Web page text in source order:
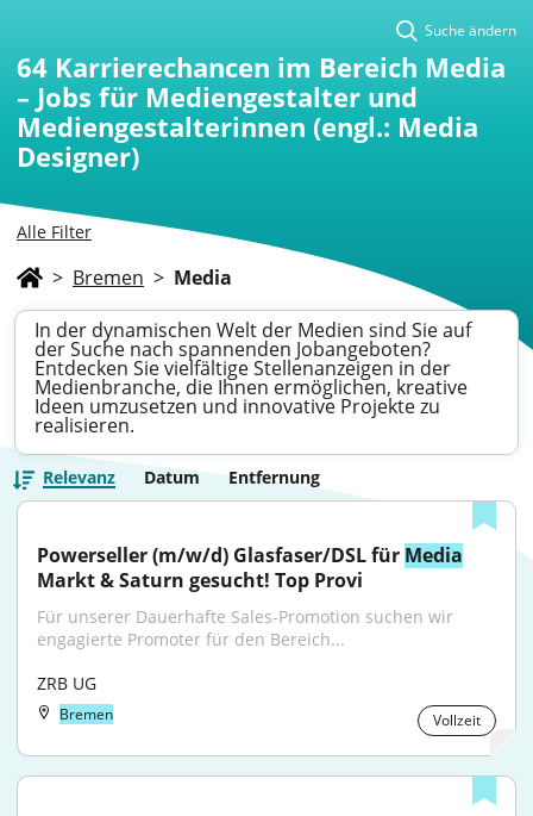
Alle Filter
Suche ändern
64 Karrierechancen im Bereich Media
– Jobs für Mediengestalter und
Mediengestalterinnen (engl.: Media
Designer)
> Bremen > Media
In der dynamischen Welt der Medien sind Sie auf
der Suche nach spannenden Jobangeboten?
Entdecken Sie vielfältige Stellenanzeigen in der
Medienbranche, die Ihnen ermöglichen, kreative
Ideen umzusetzen und innovative Projekte zu
realisieren.
Relevanz Datum Entfernung
Powerseller (m/w/d) Glasfaser/DSL für Media
Markt & Saturn gesucht! Top Provi
Für unserer Dauerhafte Sales-Promotion suchen wir
engagierte Promoter für den Bereich...
ZRB UG
Bremen Vollzeit